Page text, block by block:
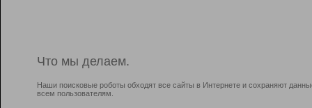
Что мы делаем.
Наши поисковые роботы обходят все сайты в Интернете и сохраняют
всем пользователям.